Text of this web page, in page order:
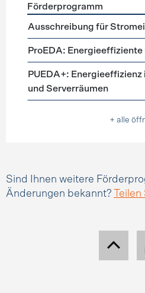
Förderprogramme
Förderprogramm
Ausschreibung für
ProEDA:
PUEDA+: Energieeffizienz
und Serverräumen
+ alle
Sind Ihnen weitere
Änderungen bekannt?